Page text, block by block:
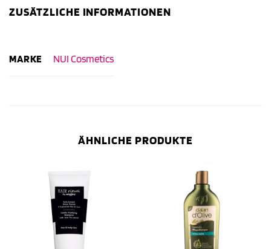
ZUSÄTZLICHE INFORMATIONEN
MARKE NUI Cosmetics
ÄHNLICHE PRODUKTE